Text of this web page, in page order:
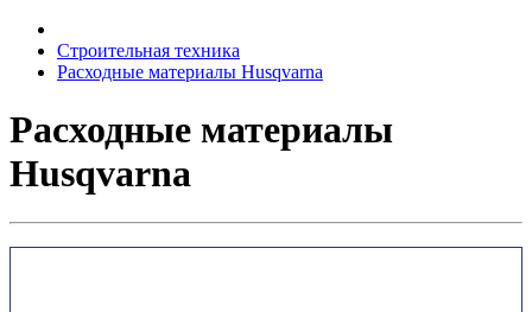
Строительная техника
Расходные материалы Husqvarna
Расходные материалы
Husqvarna